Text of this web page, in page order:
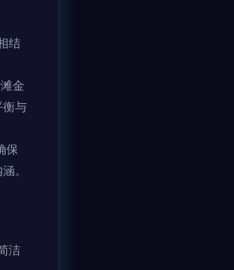
结
金
衡与
保
。
洁